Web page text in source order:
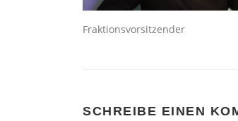
Fraktionsvorsitzender
SCHREIBE EINEN